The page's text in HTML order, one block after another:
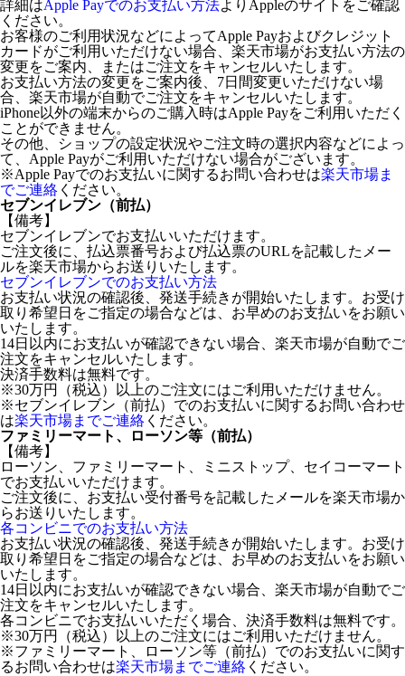
詳細はApple Payでのお支払い方法よりAppleのサイトをご確認
ください。
お客様のご利用状況などによってApple Payおよびクレジット
カードがご利用いただけない場合、楽天市場がお支払い方法の
変更をご案内、またはご注文をキャンセルいたします。
お支払い方法の変更をご案内後、7日間変更いただけない場
合、楽天市場が自動でご注文をキャンセルいたします。
iPhone以外の端末からのご購入時はApple Payをご利用いただく
ことができません。
その他、ショップの設定状況やご注文時の選択内容などによっ
て、Apple Payがご利用いただけない場合がございます。
※Apple Payでのお支払いに関するお問い合わせは楽天市場ま
でご連絡 ください。
セブンイレブン（前払）
【備考】
セブンイレブンでお支払いいただけます。
ご注文後に、払込票番号および払込票のURLを記載したメー
ルを楽天市場からお送りいたします。
セブンイレブンでのお支払い方法
お支払い状況の確認後、発送手続きが開始いたします。お受け
取り希望日をご指定の場合などは、お早めのお支払いをお願い
いたします。
14日以内にお支払いが確認できない場合、楽天市場が自動でご
注文をキャンセルいたします。
決済手数料は無料です。
※30万円（税込）以上のご注文にはご利用いただけません。
※セブンイレブン（前払）でのお支払いに関するお問い合わせ
は楽天市場までご連絡 ください。
ファミリーマート、ローソン等（前払）
【備考】
ローソン、ファミリーマート、ミニストップ、セイコーマート
でお支払いいただけます。
ご注文後に、お支払い受付番号を記載したメールを楽天市場か
らお送りいたします。
各コンビニでのお支払い方法
お支払い状況の確認後、発送手続きが開始いたします。お受け
取り希望日をご指定の場合などは、お早めのお支払いをお願い
いたします。
14日以内にお支払いが確認できない場合、楽天市場が自動でご
注文をキャンセルいたします。
各コンビニでお支払いいただく場合、決済手数料は無料です。
※30万円（税込）以上のご注文にはご利用いただけません。
※ファミリーマート、ローソン等（前払）でのお支払いに関す
るお問い合わせは楽天市場までご連絡 ください。